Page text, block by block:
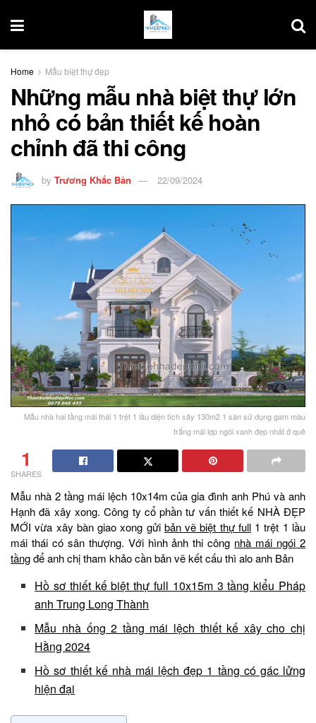
Home Mẫu biệt thự đẹp
Những mẫu nhà biệt thự lớn
nhỏ có bản thiết kế hoàn
chỉnh đã thi công
by Trương Khắc Bản 22/09/2024
Mẫu nhà hai tầng mái thái 1 trệt 1 lầu diện tích xây 130m2 1 sàn sử dụng gam màu
trắng mái lợp ngói xanh đẹp nhất ở quê
1
SHARES
Mẫu nhà 2 tầng mái lệch 10x14m của gia đình anh Phú và anh
Hạnh đã xây xong. Công ty cổ phần tư vấn thiết kế NHÀ ĐẸP
MỚI vừa xây bàn giao xong gửi bản vẽ biệt thự full1 trệt 1 lầu
mái thái có sân thượng. Với hình ảnh thi công nhà mái ngói 2
tầngđể anh chị tham khảo cần bản vẽ kết cấu thì alo anh Bản
Hồ sơ thiết kế biệt thự full 10x15m 3 tầng kiểu Pháp
anh Trung Long Thành
Mẫu nhà ống 2 tầng mái lệch thiết kế xây cho chị
Hằng 2024
Hồ sơ thiết kế nhà mái lệch đẹp 1 tầng có gác lửng
hiện đại